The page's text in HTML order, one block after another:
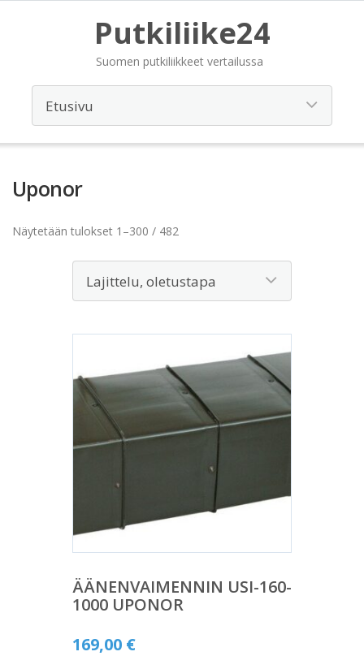
Putkiliike24
Suomen putkiliikkeet vertailussa
Uponor
Näytetään tulokset 1–300 / 482
ÄÄNENVAIMENNIN USI-160-
1000 UPONOR
169,00 €